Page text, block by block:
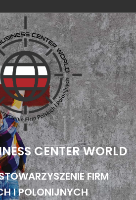
CENTER WORLD
FIRM
I POLONIJNYCH